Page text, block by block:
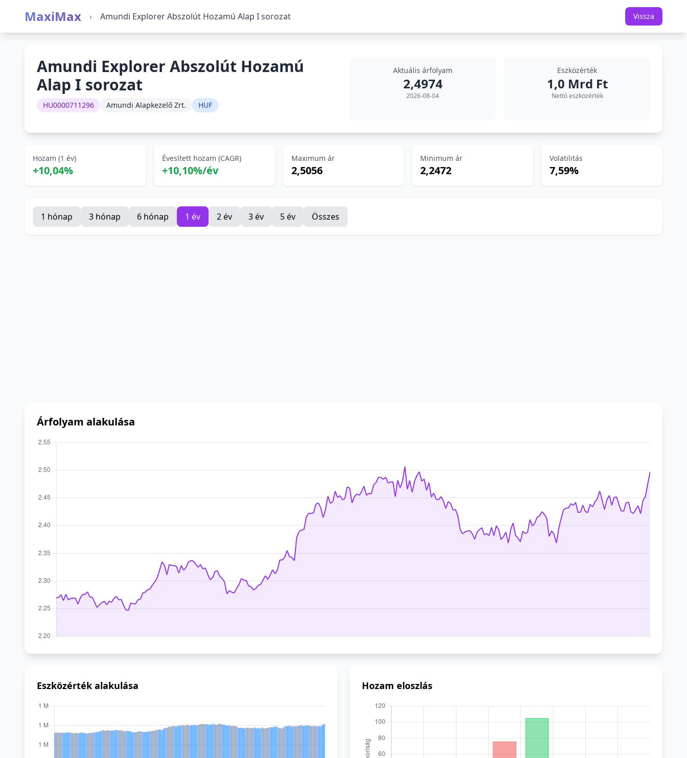
MaxiMax › Amundi Explorer Abszolút Hozamú Alap I sorozat Vissza
Amundi Explorer Abszolút Hozamú
Alap I sorozat
HU0000711296 Amundi Alapkezelő Zrt. HUF
Aktuális árfolyam
2,4974
2026-08-04
Eszközérték
1,0 Mrd Ft
Nettó eszközérték
Hozam (1 év)
+10,04%
Évesített hozam (CAGR)
+10,10%/év
Maximum ár
2,5056
Minimum ár
2,2472
Volatilitás
7,59%
1 hónap 3 hónap 6 hónap 1 év 2 év 3 év 5 év Összes
Árfolyam alakulása
Eszközérték alakulása Hozam eloszlás